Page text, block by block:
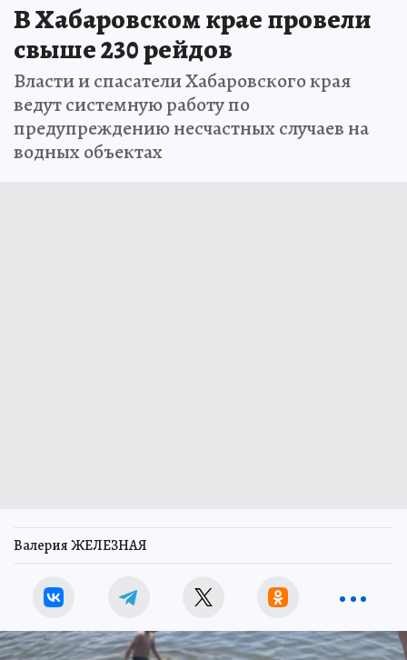
В Хабаровском крае провели
свыше 230 рейдов
Власти и спасатели Хабаровского края
ведут системную работу по
предупреждению несчастных случаев на
водных объектах
Валерия ЖЕЛЕЗНАЯ